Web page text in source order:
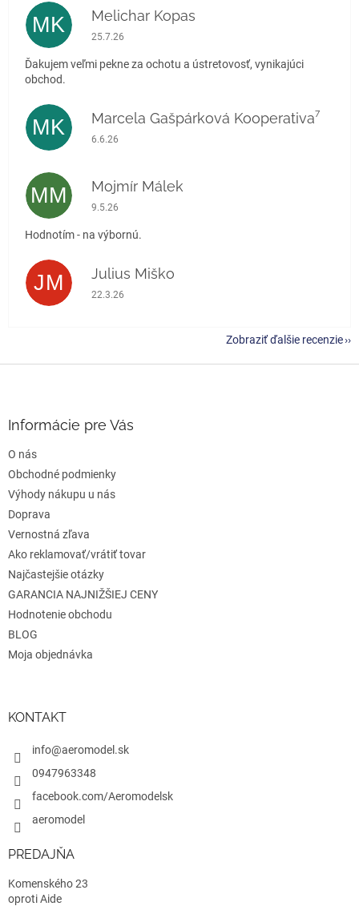
MK Melichar Kopas
Hodnotenie obchodu je 5 z 5 hviezdičiek.
25.7.26
Ďakujem veľmi pekne za ochotu a ústretovosť, vynikajúci
obchod.
MK Marcela Gašpárková Kooperativa⁷
Hodnotenie obchodu je 5 z 5 hviezdičiek.
6.6.26
MM Mojmír Málek
Hodnotenie obchodu je 5 z 5 hviezdičiek.
9.5.26
Hodnotím - na výbornú.
JM Julius Miško
Hodnotenie obchodu je 5 z 5 hviezdičiek.
22.3.26
Zobraziť ďalšie recenzie
e
Informácie pre Vás
O nás
Obchodné podmienky
Výhody nákupu u nás
Doprava
Vernostná zľava
Ako reklamovať/vrátiť tovar
Najčastejšie otázky
GARANCIA NAJNIŽŠIEJ CENY
Hodnotenie obchodu
BLOG
Moja objednávka
KONTAKT
info@aeromodel.sk
0947963348
facebook.com/Aeromodelsk
aeromodel
PREDAJŇA
Komenského 23
oproti Aide